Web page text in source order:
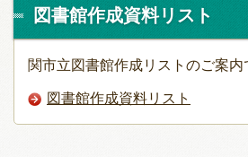
図書館作成資料リスト
関市立図書館作成リストのご案内
図書館作成資料リスト